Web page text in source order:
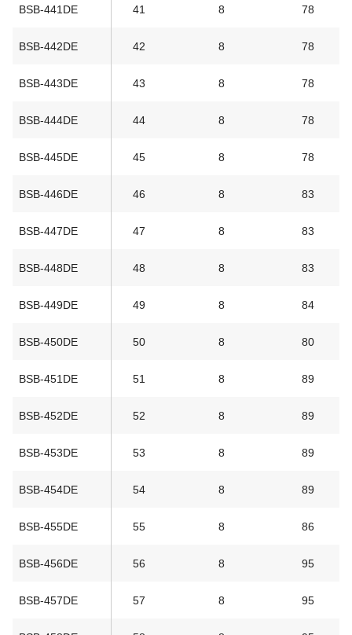
BSB-441DE 41 8 78
BSB-442DE 42 8 78
BSB-443DE 43 8 78
BSB-444DE 44 8 78
BSB-445DE 45 8 78
BSB-446DE 46 8 83
BSB-447DE 47 8 83
BSB-448DE 48 8 83
BSB-449DE 49 8 84
BSB-450DE 50 8 80
BSB-451DE 51 8 89
BSB-452DE 52 8 89
BSB-453DE 53 8 89
BSB-454DE 54 8 89
BSB-455DE 55 8 86
BSB-456DE 56 8 95
BSB-457DE 57 8 95